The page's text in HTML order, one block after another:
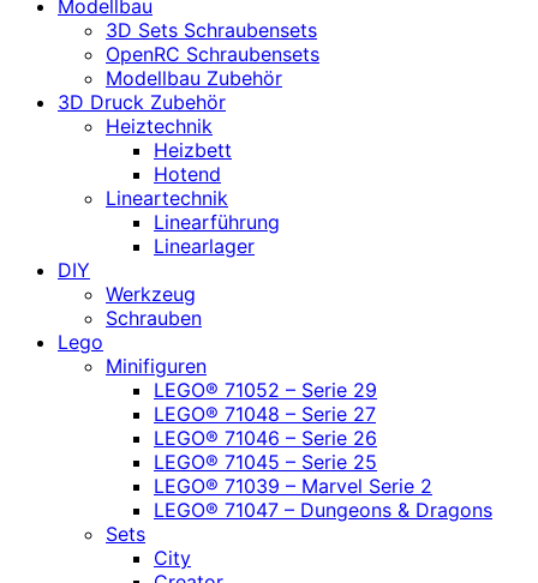
Modellbau
3D Sets Schraubensets
OpenRC Schraubensets
Modellbau Zubehör
3D Druck Zubehör
Heiztechnik
Heizbett
Hotend
Lineartechnik
Linearführung
Linearlager
DIY
Werkzeug
Schrauben
Lego
Minifiguren
LEGO® 71052 – Serie 29
LEGO® 71048 – Serie 27
LEGO® 71046 – Serie 26
LEGO® 71045 – Serie 25
LEGO® 71039 – Marvel Serie 2
LEGO® 71047 – Dungeons & Dragons
Sets
City